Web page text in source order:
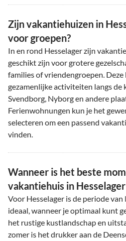
Zijn vakantiehuizen in
voor groepen?
In en rond Hesselager zijn
geschikt zijn voor grotere
families of vriendengroepen.
gezamenlijke activiteiten langs de
Svendborg, Nyborg en andere
Ferienwohnungen kun je het
selecteren om een passend
vinden.
Wanneer is het beste
vakantiehuis in
Voor Hesselager is de periode
ideaal, wanneer je optimaal kunt
het rustige kustlandschap en
zomer is het drukker aan de